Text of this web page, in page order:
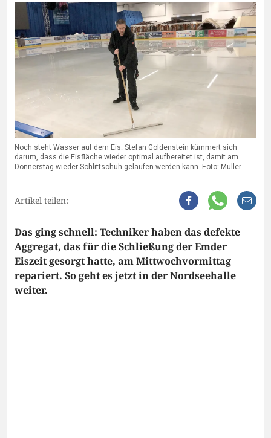
Noch steht Wasser auf dem Eis. Stefan Goldenstein kümmert sich
darum, dass die Eisfläche wieder optimal aufbereitet ist, damit am
Donnerstag wieder Schlittschuh gelaufen werden kann. Foto: Müller
Artikel teilen:
Das ging schnell: Techniker haben das defekte
Aggregat, das für die Schließung der Emder
Eiszeit gesorgt hatte, am Mittwochvormittag
repariert. So geht es jetzt in der Nordseehalle
weiter.